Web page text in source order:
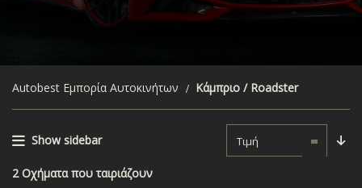
Autobest Εμπορία Αυτοκινήτων Κάμπριο / Roadster
Show sidebar Τιμή
2 Οχήματα που ταιριάζουν